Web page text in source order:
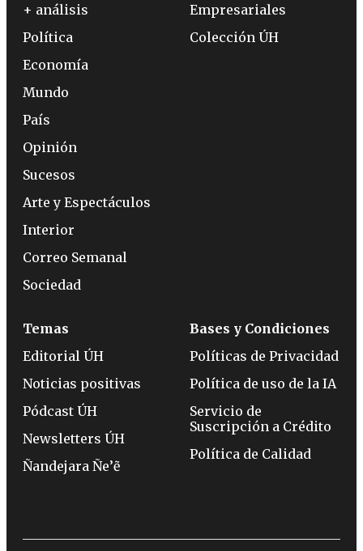
+ análisis
Política
Economía
Mundo
País
Opinión
Sucesos
Arte y Espectáculos
Interior
Correo Semanal
Sociedad
Empresariales
Colección ÚH
Temas
Editorial ÚH
Noticias positivas
Pódcast ÚH
Newsletters ÚH
Ñandejara Ñe’ẽ
Bases y Condiciones
Políticas de Privacidad
Política de uso de la IA
Servicio de
Suscripción a Crédito
Política de Calidad